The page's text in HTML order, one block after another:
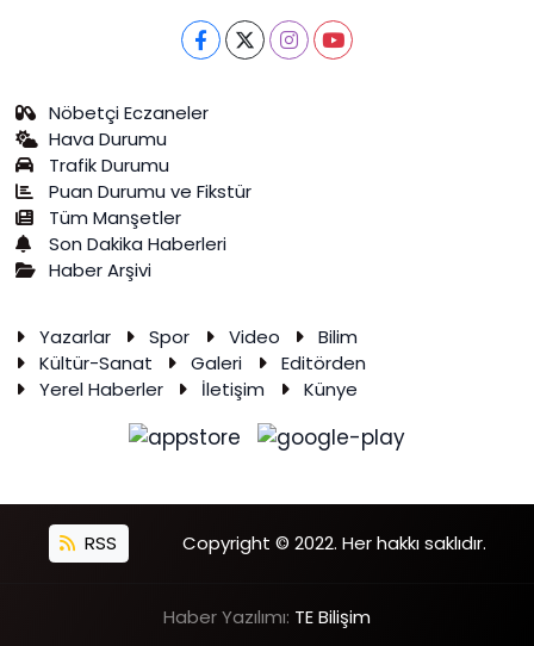
Nöbetçi Eczaneler
Hava Durumu
Trafik Durumu
Puan Durumu ve Fikstür
Tüm Manşetler
Son Dakika Haberleri
Haber Arşivi
Yazarlar Spor Video
Bilim
Kültür-Sanat
Galeri
Editörden
Yerel Haberler
İletişim Künye
RSS Copyright © 2022. Her hakkı saklıdır.
Haber Yazılımı: TE Bilişim